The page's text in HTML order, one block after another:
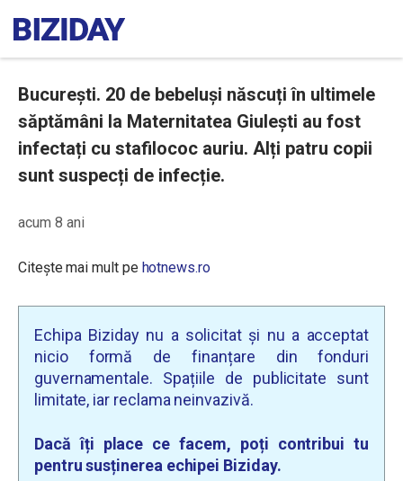
București. 20 de bebeluși născuți în ultimele
săptămâni la Maternitatea Giulești au fost
infectați cu stafilococ auriu. Alți patru copii
sunt suspecți de infecție.
acum 8 ani
Citește mai mult pe hotnews.ro
Echipa Biziday nu a solicitat și nu a acceptat
nicio formă de finanțare din fonduri
guvernamentale. Spațiile de publicitate sunt
limitate, iar reclama neinvazivă.
Dacă îți place ce facem, poți contribui tu
pentru susținerea echipei Biziday.